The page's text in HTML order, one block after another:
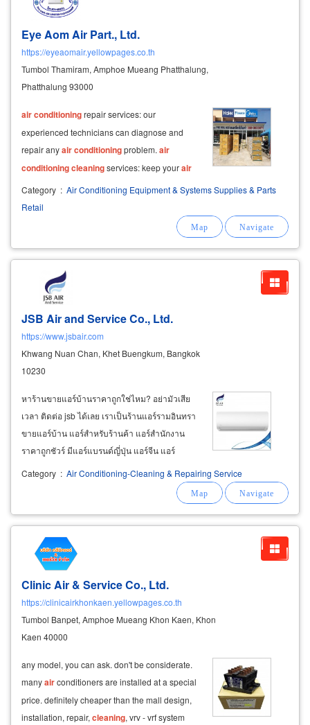
Eye Aom Air Part., Ltd.
https://eyeaomair.yellowpages.co.th
Tumbol Thamiram, Amphoe Mueang Phatthalung,
Phatthalung 93000
airconditioningrepair services: our
experienced technicians can diagnose and
repair anyairconditioningproblem. air
conditioningcleaningservices: keep yourair
conditioner running at peak performance with
our professional
Category : Air Conditioning Equipment & Systems Supplies & Parts
Retail
JSB Air and Service Co., Ltd.
https://www.jsbair.com
Khwang Nuan Chan, Khet Buengkum, Bangkok
10230
หาร้านขายแอร์บ้านราคาถูกใช่ไหม? อย่ามัวเสีย
เวลา ติดต่อ jsb ได้เลย เราเป็นร้านแอร์รามอินทรา
ขายแอร์บ้าน แอร์สำหรับร้านค้า แอร์สำนักงาน
ราคาถูกชัวร์ มีแอร์แบรนด์ญี่ปุ่น แอร์จีน แอร์
usa.ของใหม่แกะกล่องมีรับประกันจากโรงงานผู้
กระจายลม
Category : Air Conditioning-Cleaning & Repairing Service
Clinic Air & Service Co., Ltd.
https://clinicairkhonkaen.yellowpages.co.th
Tumbol Banpet, Amphoe Mueang Khon Kaen, Khon
Kaen 40000
any model, you can ask. don't be considerate.
manyairconditioners are installed at a special
price. definitely cheaper than the mall design,
installation, repair, cleaning, vrv - vrf system